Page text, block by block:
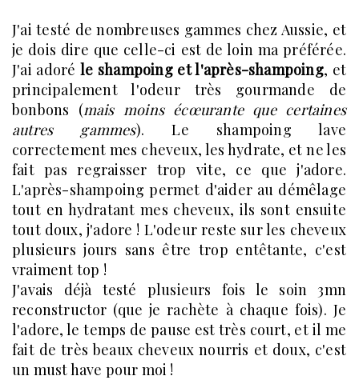
J'ai testé de nombreuses gammes chez Aussie, et
je dois dire que celle-ci est de loin ma préférée.
J'ai adoré le shampoing et l'après-shampoing, et
principalement l'odeur très gourmande de
bonbons (mais moins écœurante que certaines
autres gammes). Le shampoing lave
correctement mes cheveux, les hydrate, et ne les
fait pas regraisser trop vite, ce que j'adore.
L'après-shampoing permet d'aider au démêlage
tout en hydratant mes cheveux, ils sont ensuite
tout doux, j'adore ! L'odeur reste sur les cheveux
plusieurs jours sans être trop entêtante, c'est
vraiment top !
J'avais déjà testé plusieurs fois le soin 3mn
reconstructor (que je rachète à chaque fois). Je
l'adore, le temps de pause est très court, et il me
fait de très beaux cheveux nourris et doux, c'est
un must have pour moi !